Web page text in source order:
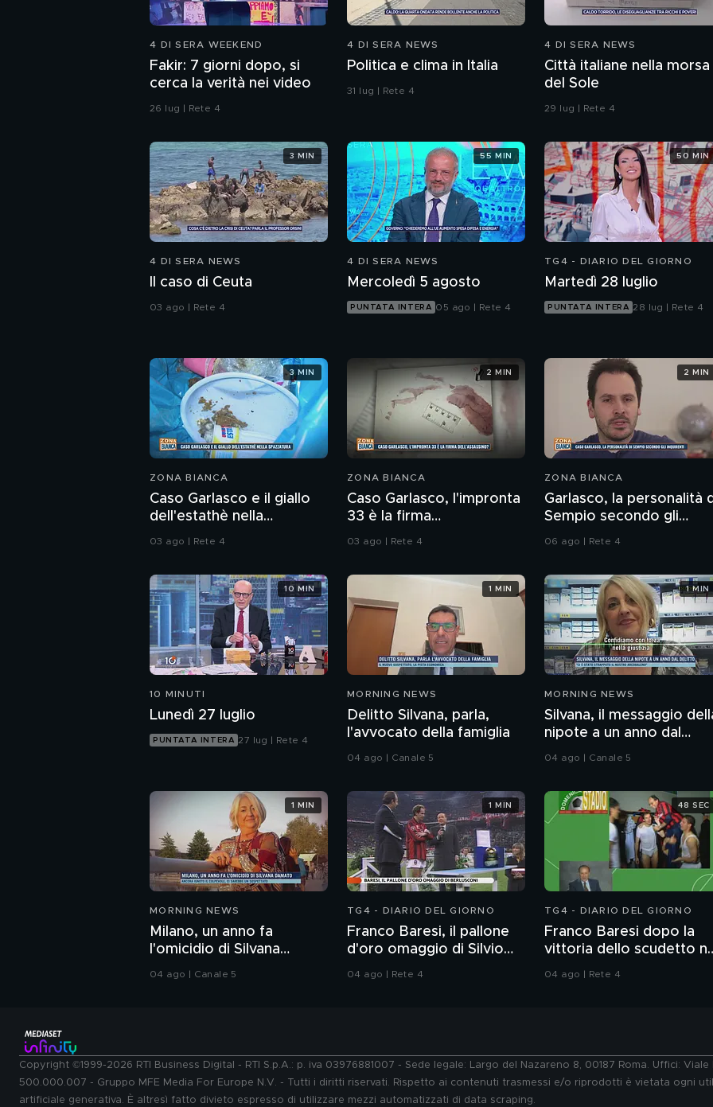
4 DI SERA WEEKEND
Fakir: 7 giorni dopo, si
cerca la verità nei video
26 lug | Rete 4
4 DI SERA NEWS
Politica e clima in Italia
31 lug | Rete 4
4 DI SERA NEWS
Città italiane nella morsa
del Sole
29 lug | Rete 4
4 DI SERA NEWS
Il caso di Ceuta
03 ago | Rete 4
3 MIN
4 DI SERA NEWS
Mercoledì 5 agosto
PUNTATA INTERA 05 ago | Rete 4
55 MIN
TG4 - DIARIO DEL GIORNO
Martedì 28 luglio
PUNTATA INTERA 28 lug | Rete 4
50 MIN
ZONA BIANCA
Caso Garlasco e il giallo
dell'estathè nella
spazzatura
03 ago | Rete 4
3 MIN
ZONA BIANCA
Caso Garlasco, l'impronta
33 è la firma
dell'assassino?
03 ago | Rete 4
2 MIN
ZONA BIANCA
Garlasco, la personalità
Sempio secondo gli
inquirenti
06 ago | Rete 4
2 MIN
10 MINUTI
Lunedì 27 luglio
PUNTATA INTERA 27 lug | Rete 4
10 MIN
MORNING NEWS
Delitto Silvana, parla,
l'avvocato della famiglia
04 ago | Canale 5
1 MIN
MORNING NEWS
Silvana, il messaggio
nipote a un anno dal
delitto
04 ago | Canale 5
1 MIN
MORNING NEWS
Milano, un anno fa
l'omicidio di Silvana
Damato
04 ago | Canale 5
1 MIN
TG4 - DIARIO DEL GIORNO
Franco Baresi, il pallone
d'oro omaggio di Silvio
Berlusconi
04 ago | Rete 4
1 MIN
TG4 - DIARIO DEL GIORNO
Franco Baresi dopo la
vittoria dello scudetto
04 ago | Rete 4
48 SEC
Copyright ©1999-2026 RTI Business Digital - RTI S.p.A.: p. iva 03976881007 - Sede legale: Largo del Nazareno 8, 00187 Roma. Uffici:
500.000.007 - Gruppo MFE Media For Europe N.V. - Tutti i diritti riservati. Rispetto ai contenuti trasmessi e/o riprodotti è vietata ogni
artificiale generativa. È altresì fatto divieto espresso di utilizzare mezzi automatizzati di data scraping.